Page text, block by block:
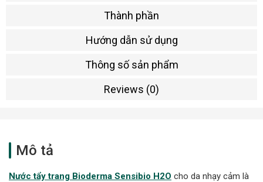
Thành phần
Hướng dẫn sử dụng
Thông số sản phẩm
Reviews (0)
Mô tả
Nước tẩy trang Bioderma Sensibio H2O cho da nhạy cảm là